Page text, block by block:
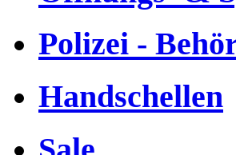
Polizei -
Handschellen